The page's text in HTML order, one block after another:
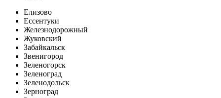
Елизово
Ессентуки
Железнодорожный
Жуковский
Забайкальск
Звенигород
Зеленогорск
Зеленоград
Зеленодольск
Зерноград